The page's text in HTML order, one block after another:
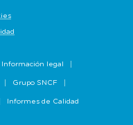
Información legal
Grupo SNCF
Informes de Calidad